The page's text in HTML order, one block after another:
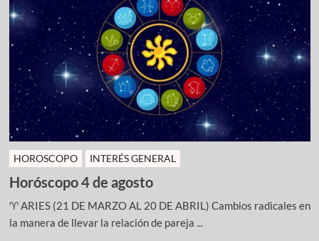
HOROSCOPO INTERÉS GENERAL
Horóscopo 4 de agosto
♈ ARIES (21 DE MARZO AL 20 DE ABRIL) Cambios radicales en
la manera de llevar la relación de pareja ...